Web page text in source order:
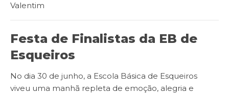
Valentim
Festa de Finalistas da EB de
Esqueiros
No dia 30 de junho, a Escola Básica de Esqueiros
viveu uma manhã repleta de emoção, alegria e